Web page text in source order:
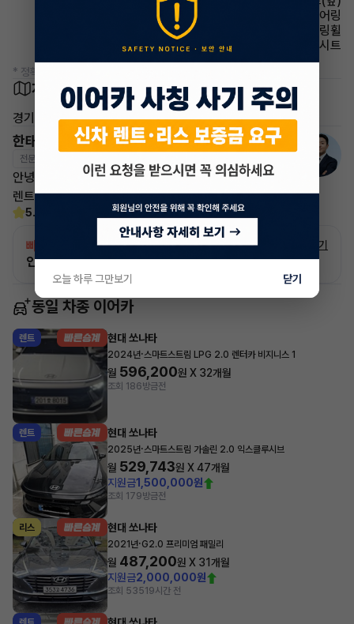
스티어링휠 텔레스코픽 스티어링
스티어링휠 가죽스티어링휠
시트 인조가죽시트
* 정확한 정보는 판매자와 반드시 확인하시기 바랍니다.
차량 위치
경기 남양주시 별내동
한태현 매니저
전문교육수료
안녕하세요! 이어카 승계전문가 한태현입니다.
렌트, 리스 승계 깔끔하게 해결해 드리겠습니다!
5.0
빠른승계
서비스
인증 차량으로 승계하는 이유?
자세히 보기
동일 차종 이어카
렌트 현대 쏘나타
2024년·스마트스트림 LPG 2.0 렌터카 비지니스 1
월 596,200원 X 32개월
조회 186방금전
렌트 현대 쏘나타
2025년·스마트스트림 가솔린 2.0 익스클루시브
월 529,743원 X47개월
지원금1,500,000원
조회 179방금전
리스 현대 쏘나타
2021년·G2.0 프리미엄 패밀리
월 487,200원 X 31개월
지원금2,000,000원
조회 53519시간 전
오늘 하루 그만보기 닫기